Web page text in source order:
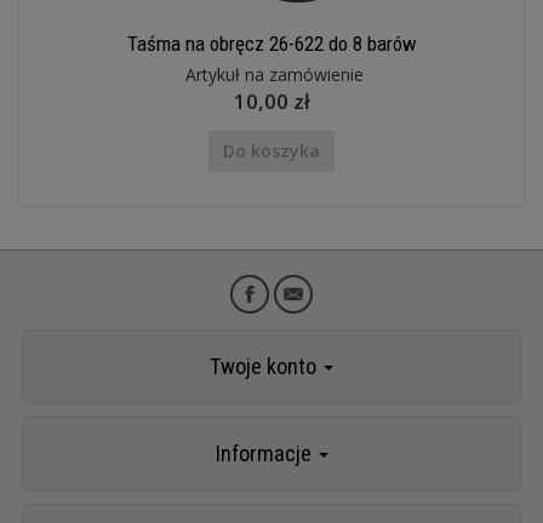
Taśma na obręcz 26-622 do 8 barów
Artykuł na zamówienie
10,00 zł
Do koszyka
Twoje konto
Informacje